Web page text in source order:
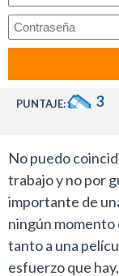
administrarla
El director
este intento de
quiera supo
en el cual rodó
de cine puede
El elenco es uno
de química que
impresentable
ninguno de los
con los de
PUNTAJE: 3
No puedo
trabajo y no por
importante de
ningún
tanto a una
esfuerzo que